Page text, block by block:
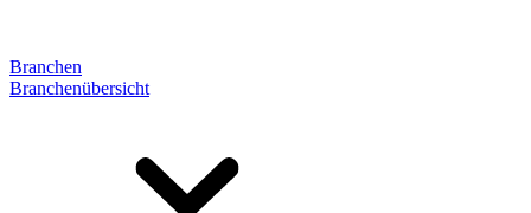
Branchen
Branchenübersicht